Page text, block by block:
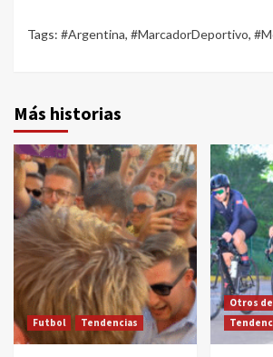
Tags: #Argentina, #MarcadorDeportivo,
Más historias
Futbol Tendencias
Otros